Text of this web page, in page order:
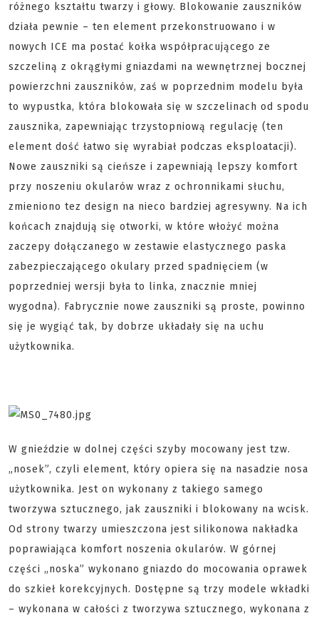
różnego kształtu twarzy i głowy. Blokowanie zauszników
działa pewnie – ten element przekonstruowano i w
nowych ICE ma postać kołka współpracującego ze
szczeliną z okrągłymi gniazdami na wewnętrznej bocznej
powierzchni zauszników, zaś w poprzednim modelu była
to wypustka, która blokowała się w szczelinach od spodu
zausznika, zapewniając trzystopniową regulację (ten
element dość łatwo się wyrabiał podczas eksploatacji).
Nowe zauszniki są cieńsze i zapewniają lepszy komfort
przy noszeniu okularów wraz z ochronnikami słuchu,
zmieniono tez design na nieco bardziej agresywny. Na ich
końcach znajdują się otworki, w które włożyć można
zaczepy dołączanego w zestawie elastycznego paska
zabezpieczającego okulary przed spadnięciem (w
poprzedniej wersji była to linka, znacznie mniej
wygodna). Fabrycznie nowe zauszniki są proste, powinno
się je wygiąć tak, by dobrze układały się na uchu
użytkownika.
W gnieździe w dolnej części szyby mocowany jest tzw.
„nosek”, czyli element, który opiera się na nasadzie nosa
użytkownika. Jest on wykonany z takiego samego
tworzywa sztucznego, jak zauszniki i blokowany na wcisk.
Od strony twarzy umieszczona jest silikonowa nakładka
poprawiająca komfort noszenia okularów. W górnej
części „noska” wykonano gniazdo do mocowania oprawek
do szkieł korekcyjnych. Dostępne są trzy modele wkładki
– wykonana w całości z tworzywa sztucznego, wykonana z